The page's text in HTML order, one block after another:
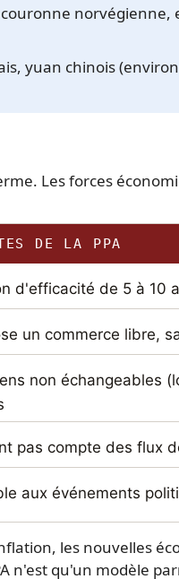
norvégienne,
yuan chinois
Les forces
DE LA PPA
d'efficacité de 5 à 10
un commerce libre,
non échangeables
pas compte des flux
aux événements
les nouvelles
n'est qu'un modèle